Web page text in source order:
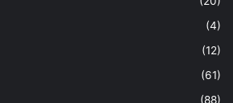
(4)
(12)
(61)
(88)